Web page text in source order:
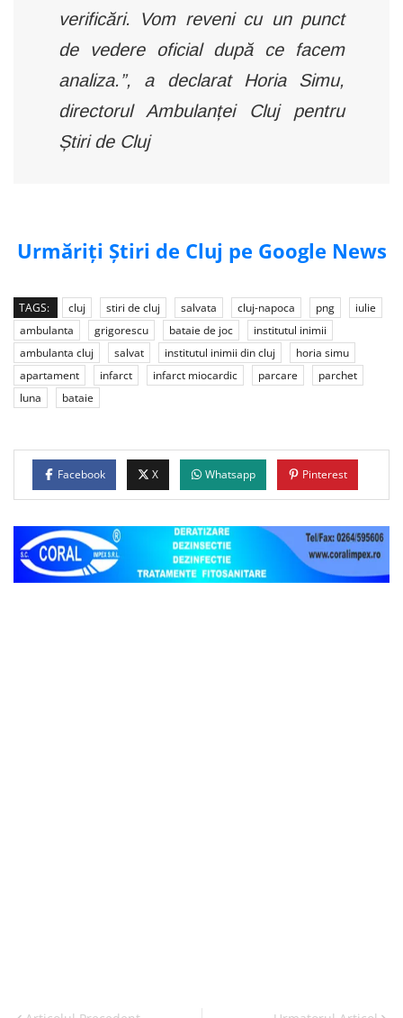
verificări. Vom reveni cu un punct
de vedere oficial după ce facem
analiza.”, a declarat Horia Simu,
directorul Ambulanței Cluj pentru
Știri de Cluj
Urmăriți Știri de Cluj pe Google News
TAGS: cluj stiri de cluj salvata cluj-napoca png
iulie
ambulanta
grigorescu bataie de joc
institutul inimii
ambulanta cluj
salvat institutul inimii din cluj
horia simu
apartament
infarct infarct miocardic parcare
parchet
luna
bataie
Facebook X Whatsapp Pinterest